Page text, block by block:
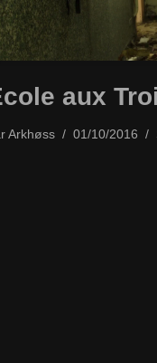
aux
Arkhøss 01/10/2016